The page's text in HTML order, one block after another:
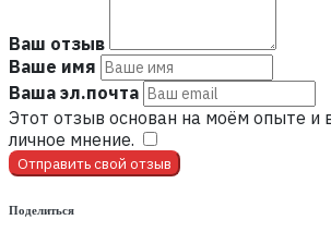
Ваш отзыв
Ваше имя
Ваша эл.почта
Этот отзыв основан на моём опыте и
личное мнение.
Отправить свой отзыв
Поделиться